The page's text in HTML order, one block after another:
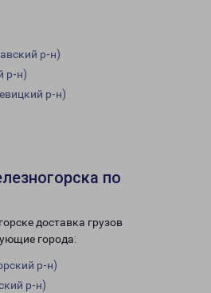
р-н)
р-н)
р-н)
по
доставка грузов
города:
р-н)
р-н)